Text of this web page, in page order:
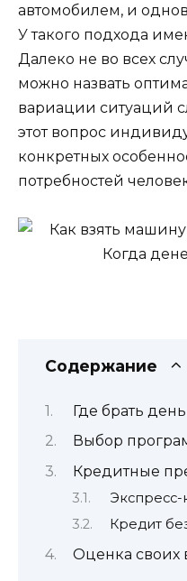
автомобилем, и
У такого подхода
Далеко не во всех
можно назвать
вариации ситуаций
этот вопрос
конкретных
потребностей
Содержание
Где брать
Выбор
Кредитные
Кредит
Оценка своих